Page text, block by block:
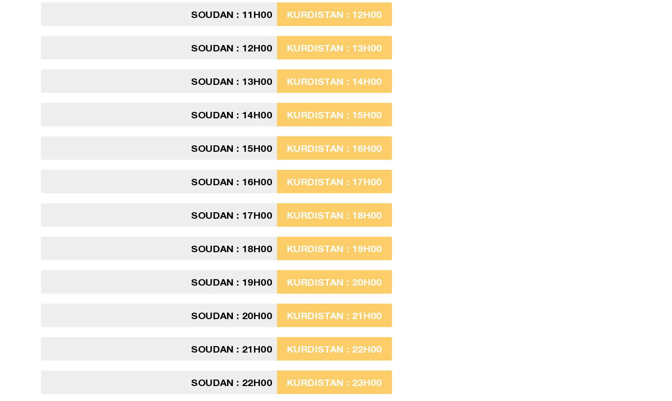
SOUDAN : 11H00 KURDISTAN : 12H00
SOUDAN : 12H00 KURDISTAN : 13H00
SOUDAN : 13H00 KURDISTAN : 14H00
SOUDAN : 14H00 KURDISTAN : 15H00
SOUDAN : 15H00 KURDISTAN : 16H00
SOUDAN : 16H00 KURDISTAN : 17H00
SOUDAN : 17H00 KURDISTAN : 18H00
SOUDAN : 18H00 KURDISTAN : 19H00
SOUDAN : 19H00 KURDISTAN : 20H00
SOUDAN : 20H00 KURDISTAN : 21H00
SOUDAN : 21H00 KURDISTAN : 22H00
SOUDAN : 22H00 KURDISTAN : 23H00